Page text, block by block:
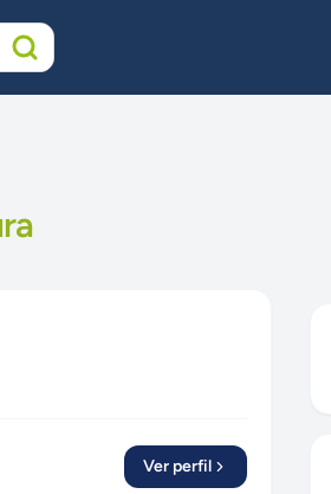
Ver perfil